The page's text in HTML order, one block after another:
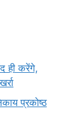
ही करेंगे,
प्रकोष्ठ